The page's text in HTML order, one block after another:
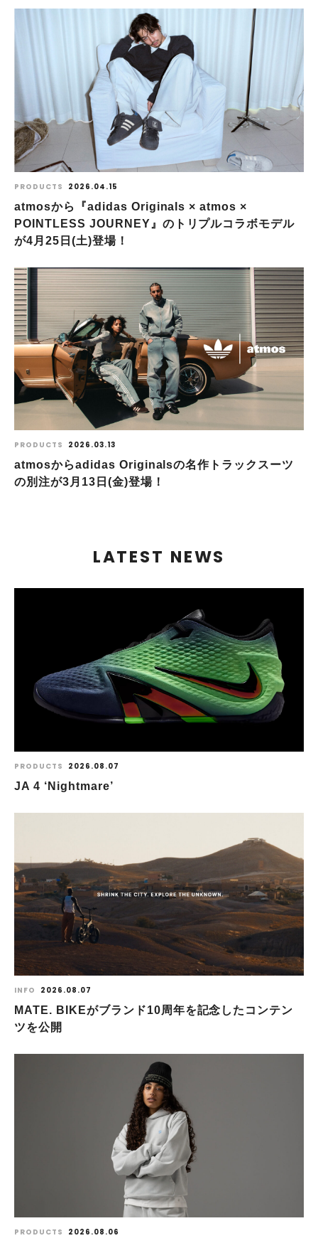
PRODUCTS 2026.04.15
atmosから『adidas Originals × atmos ×
POINTLESS JOURNEY』のトリプルコラボモデル
が4月25日(土)登場！
PRODUCTS 2026.03.13
atmosからadidas Originalsの名作トラックスーツ
の別注が3月13日(金)登場！​
LATEST NEWS
PRODUCTS 2026.08.07
JA 4 ‘Nightmare’
INFO 2026.08.07
MATE. BIKEがブランド10周年を記念したコンテン
ツを公開
PRODUCTS 2026.08.06